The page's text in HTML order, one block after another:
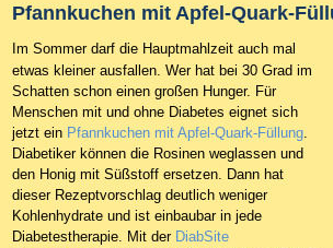
Pfannkuchen mit Apfel-Quark-
Im Sommer darf die Hauptmahlzeit auch mal
etwas kleiner ausfallen. Wer hat bei 30 Grad im
Schatten schon einen großen Hunger. Für
Menschen mit und ohne Diabetes eignet sich
jetzt ein Pfannkuchen mit Apfel-Quark-Füllung.
Diabetiker können die Rosinen weglassen und
den Honig mit Süßstoff ersetzen. Dann hat
dieser Rezeptvorschlag deutlich weniger
Kohlenhydrate und ist einbaubar in jede
Diabetestherapie. Mit der DiabSite